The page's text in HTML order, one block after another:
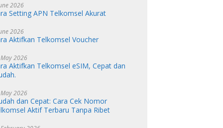
2026
Setting APN Telkomsel Akurat
2026
Aktifkan Telkomsel Voucher
2026
Aktifkan Telkomsel eSIM, Cepat dan
2026
dan Cepat: Cara Cek Nomor
Aktif Terbaru Tanpa Ribet